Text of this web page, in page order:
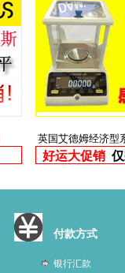
英国艾德姆经济型
好运大促销
付款方式
银行汇款